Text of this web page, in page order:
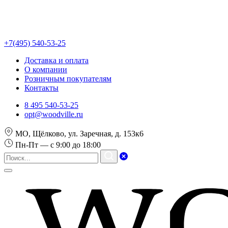
+7(495) 540-53-25
Доставка и оплата
О компании
Розничным покупателям
Контакты
8 495 540-53-25
opt@woodville.ru
МО, Щёлково, ул. Заречная, д. 153к6
Пн-Пт — с 9:00 до 18:00